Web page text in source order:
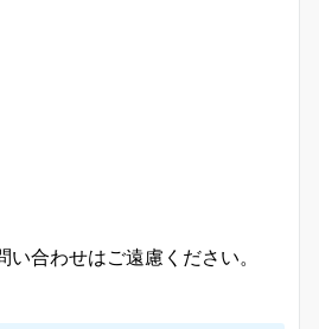
合わせはご遠慮ください。